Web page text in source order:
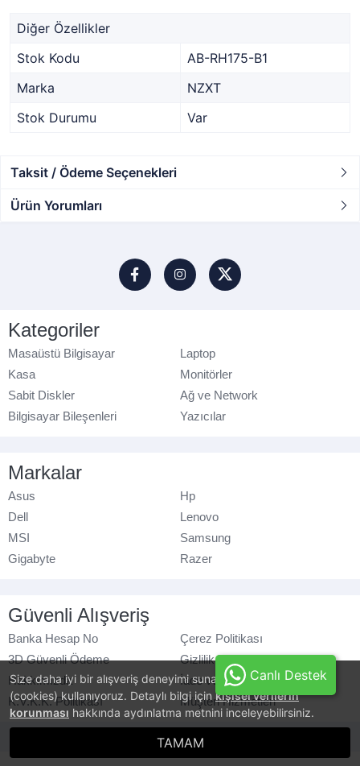
Size daha iyi bir alışveriş deneyimi sunabilmek için, çerezler
(cookies) kullanıyoruz. Detaylı bilgi için kişisel verilerin
korunması hakkında aydınlatma metnini inceleyebilirsiniz.
TAMAM
Diğer Özellikler
Stok Kodu
AB-RH175-B1
Marka
NZXT
Stok Durumu
Var
Taksit / Ödeme Seçenekleri
Ürün Yorumları
Kategoriler
Masaüstü Bilgisayar
Laptop
Kasa
Monitörler
Sabit Diskler
Ağ ve Network
Bilgisayar Bileşenleri
Yazıcılar
Markalar
Asus
Hp
Dell
Lenovo
MSI
Samsung
Gigabyte
Razer
Güvenli Alışveriş
Banka Hesap No
Çerez Politikası
3D Güvenli Ödeme
Gizlilik Politikası
Hakkımızda
İade ve Değişim
K.V.K.K. Politikası
Müşteri Hizmetleri
© azaraks.com.tr - Tüm hakları saklıdır.
Canlı Destek